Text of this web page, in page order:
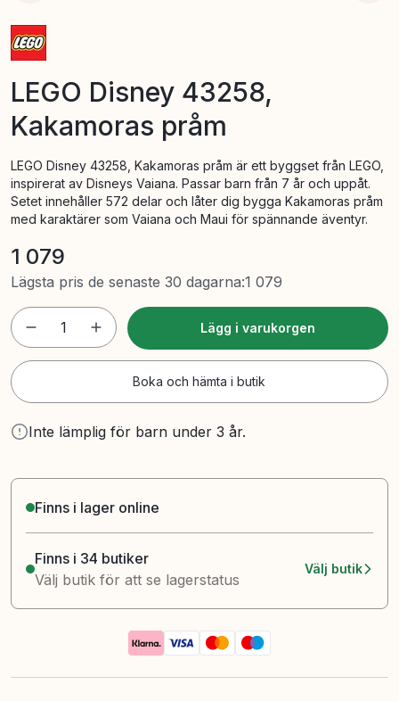
LEGO Disney 43258,
Kakamoras pråm
LEGO Disney 43258, Kakamoras pråm är ett byggset från LEGO,
inspirerat av Disneys Vaiana. Passar barn från 7 år och uppåt.
Setet innehåller 572 delar och låter dig bygga Kakamoras pråm
med karaktärer som Vaiana och Maui för spännande äventyr.
1 079
Lägsta pris de senaste 30 dagarna:1 079
1 Lägg i varukorgen
Boka och hämta i butik
Inte lämplig för barn under 3 år.
Finns i lager online
Finns i 34 butiker
Välj butik för att se lagerstatus
Välj butik